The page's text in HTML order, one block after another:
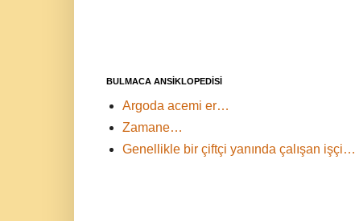
BULMACA ANSİKLOPEDİSİ
Argoda acemi er…
Zamane…
Genellikle bir çiftçi yanında çalışan işçi…